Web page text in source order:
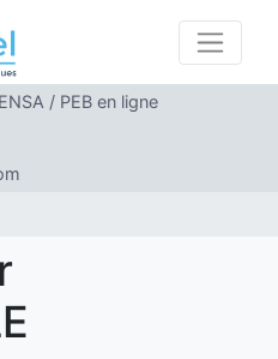
/ PEB en ligne